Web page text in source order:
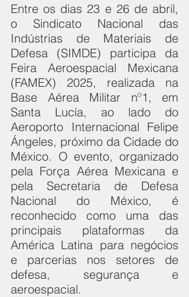
Entre os dias 23 e 26 de abril,
o Sindicato Nacional das
Indústrias de Materiais de
Defesa (SIMDE) participa da
Feira Aeroespacial Mexicana
(FAMEX) 2025, realizada na
Base Aérea Militar nº1, em
Santa Lucía, ao lado do
Aeroporto Internacional Felipe
Ángeles, próximo da Cidade do
México. O evento, organizado
pela Força Aérea Mexicana e
pela Secretaria de Defesa
Nacional do México, é
reconhecido como uma das
principais plataformas da
América Latina para negócios
e parcerias nos setores de
defesa, segurança e
aeroespacial.